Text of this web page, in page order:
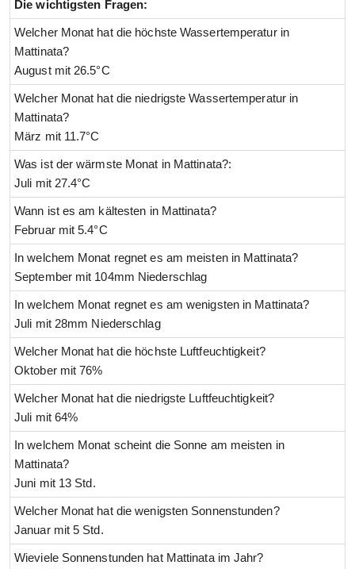
Die wichtigsten Fragen:
Welcher Monat hat die höchste Wassertemperatur in
Mattinata?
August mit 26.5°C
Welcher Monat hat die niedrigste Wassertemperatur in
Mattinata?
März mit 11.7°C
Was ist der wärmste Monat in Mattinata?:
Juli mit 27.4°C
Wann ist es am kältesten in Mattinata?
Februar mit 5.4°C
In welchem Monat regnet es am meisten in Mattinata?
September mit 104mm Niederschlag
In welchem Monat regnet es am wenigsten in Mattinata?
Juli mit 28mm Niederschlag
Welcher Monat hat die höchste Luftfeuchtigkeit?
Oktober mit 76%
Welcher Monat hat die niedrigste Luftfeuchtigkeit?
Juli mit 64%
In welchem Monat scheint die Sonne am meisten in
Mattinata?
Juni mit 13 Std.
Welcher Monat hat die wenigsten Sonnenstunden?
Januar mit 5 Std.
Wieviele Sonnenstunden hat Mattinata im Jahr?